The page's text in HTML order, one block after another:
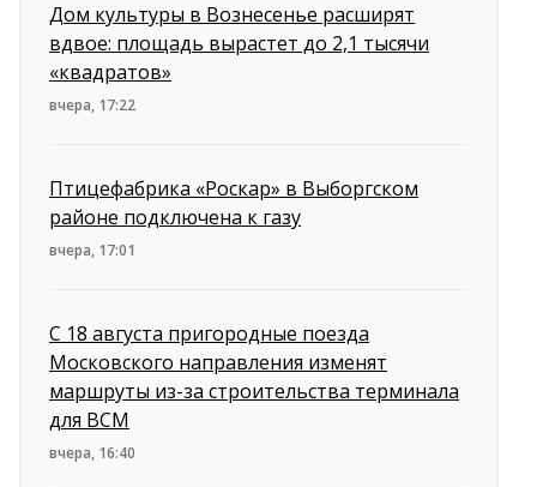
Дом культуры в Вознесенье расширят
вдвое: площадь вырастет до 2,1 тысячи
«квадратов»
вчера, 17:22
Птицефабрика «Роскар» в Выборгском
районе подключена к газу
вчера, 17:01
С 18 августа пригородные поезда
Московского направления изменят
маршруты из-за строительства терминала
для ВСМ
вчера, 16:40